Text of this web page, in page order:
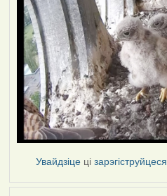
Увайдзіце цізарэгіструйцеся